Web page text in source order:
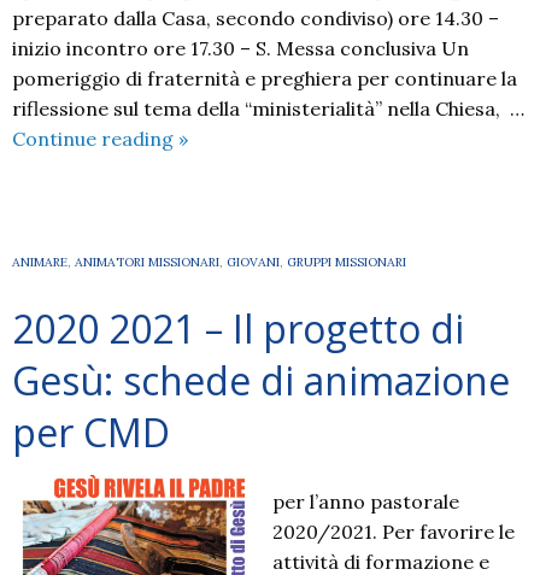
preparato dalla Casa, secondo condiviso) ore 14.30 –
inizio incontro ore 17.30 – S. Messa conclusiva Un
pomeriggio di fraternità e preghiera per continuare la
riflessione sul tema della “ministerialità” nella Chiesa, …
Continue reading 4
Un
di
fraternità
e
»
ANIMARE, ANIMATORI MISSIONARI, GIOVANI, GRUPPI MISSIONARI
2020 2021 – Il progetto di
Gesù: schede di animazione
per CMD
per l’anno pastorale
2020/2021. Per favorire le
attività di formazione e